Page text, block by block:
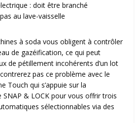
: doit être branché
au lave-vaisselle
à soda vous obligent à contrôler
de gazéification, ce qui peut
de pétillement incohérents d’un lot
pas ce problème avec le
Touch qui s’appuie sur la
SNAP & LOCK pour vous offrir trois
sélectionnables via des